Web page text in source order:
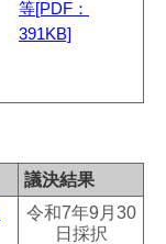
等[PDF：
391KB]
議決結果
令和7年9月30
日採択